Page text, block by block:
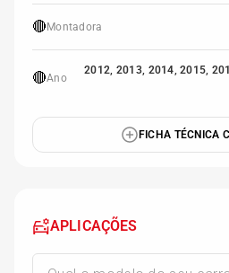
🔴 Montadora
🔴Ano
2012, 2013, 2014, 2015,
FICHA TÉCNICA
APLICAÇÕES